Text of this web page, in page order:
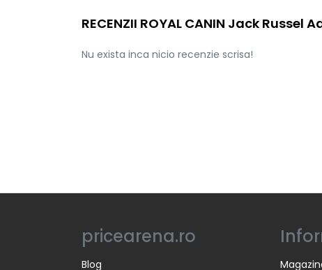
RECENZII ROYAL CANIN Jack
Nu exista inca nicio recenzie scrisa!
pricearena.ro
Blog